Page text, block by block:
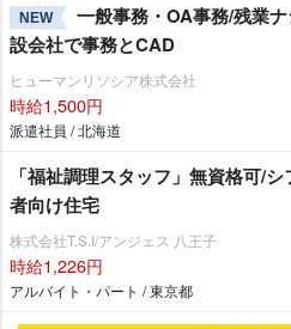
NEW
一般事務・OA事務/残業
設会社で事務とCAD
ヒューマンリソシア株式会社
時給1,500円
派遣社員 / 北海道
「福祉調理スタッフ」無資格可/
者向け住宅
株式会社T.S.I/アンジェス 八王子
時給1,226円
アルバイト・パート / 東京都